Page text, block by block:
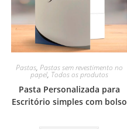
Pastas, Pastas sem revestimento no
papel, Todos os produtos
Pasta Personalizada para
Escritório simples com bolso